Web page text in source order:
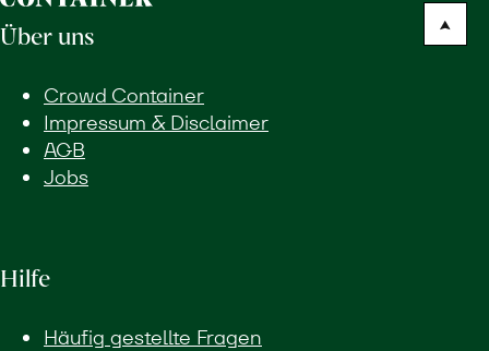
Über uns
Crowd Container
Impressum & Disclaimer
AGB
Jobs
Hilfe
Häufig gestellte Fragen